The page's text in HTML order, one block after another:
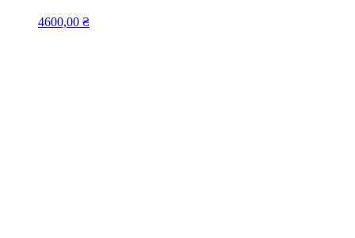
4600,00 ₴